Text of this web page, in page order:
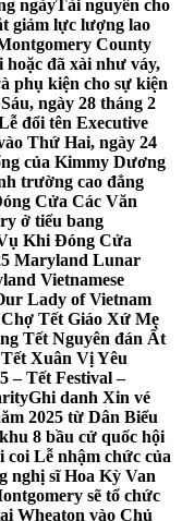
ngàyTài nguyên cho
giảm lực lượng lao
County
hoặc đã xài như váy,
phụ kiện cho sự kiện
ngày 28 tháng 2
đổi tên Executive
Thứ Hai, ngày 24
của Kimmy Dương
trường cao đẳng
Cửa Các Văn
ở tiểu bang
Khi Đóng Cửa
Maryland Lunar
Vietnamese
Lady of Vietnam
Tết Giáo Xứ Mẹ
Tết Nguyên đán Ất
Xuân Vị Yêu
– Tết Festival –
Ghi danh Xin vé
2025 từ Dân Biểu
8 bầu cử quốc hội
coi Lễ nhậm chức của
nghị sĩ Hoa Kỳ Van
sẽ tổ chức
Wheaton vào Chủ